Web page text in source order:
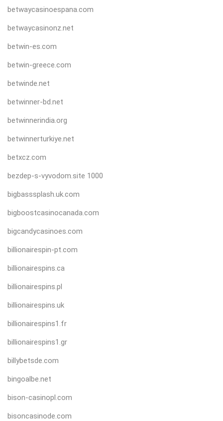
betwaycasinoespana.com
betwaycasinonz.net
betwin-es.com
betwin-greece.com
betwinde.net
betwinner-bd.net
betwinnerindia.org
betwinnerturkiye.net
betxcz.com
bezdep-s-vyvodom.site 1000
bigbasssplash.uk.com
bigboostcasinocanada.com
bigcandycasinoes.com
billionairespin-pt.com
billionairespins.ca
billionairespins.pl
billionairespins.uk
billionairespins1.fr
billionairespins1.gr
billybetsde.com
bingoalbe.net
bison-casinopl.com
bisoncasinode.com